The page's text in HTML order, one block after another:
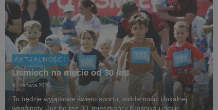
AKTUALNOŚCI
Uśmiech na mecie od 30 lat!
9 czerwca 2026
To będzie wyjątkowe święto sportu, solidarności i lokalnej
wspólnoty. Już po raz 30. mieszkańcy Kraśnika i okolic